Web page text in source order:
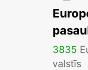
3835
valstīs